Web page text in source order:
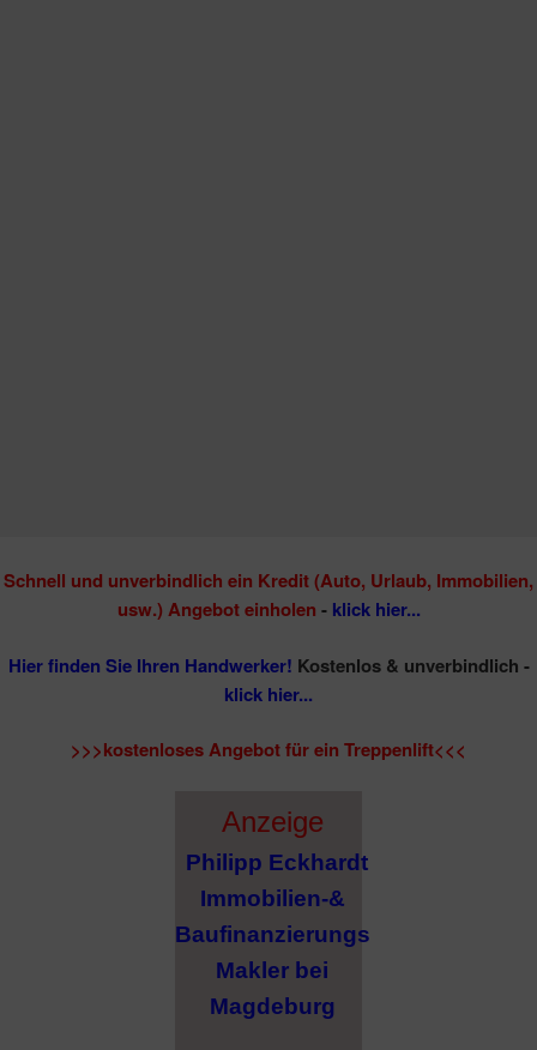
Schnell und unverbindlich ein Kredit (Auto, Urlaub, Immobilien,
usw.) Angebot einholen -klick hier...
Hier finden Sie Ihren Handwerker! Kostenlos & unverbindlich -
klick hier...
>>>kostenloses Angebot für ein Treppenlift<<<
Anzeige
Philipp Eckhardt
Immobilien-&
Baufinanzierungs
Makler bei
Magdeburg